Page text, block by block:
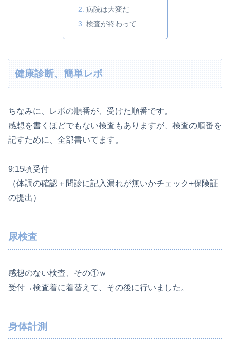
病院は大変だ
検査が終わって
健康診断、簡単レポ
ちなみに、レポの順番が、受けた順番です。
感想を書くほどでもない検査もありますが、検査の順番を
記すために、全部書いてます。
9:15頃受付
（体調の確認＋問診に記入漏れが無いかチェック+保険証
の提出）
尿検査
感想のない検査、その①ｗ
受付→検査着に着替えて、その後に行いました。
身体計測